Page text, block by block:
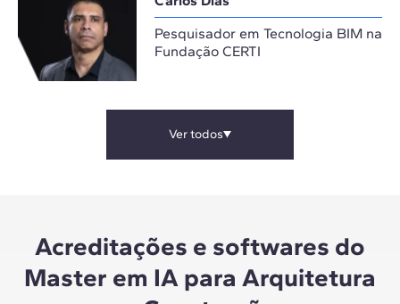
Pesquisador em Tecnologia BIM na
Fundação CERTI
Ver todos
Acreditações e softwares do
Master em IA para Arquitetura